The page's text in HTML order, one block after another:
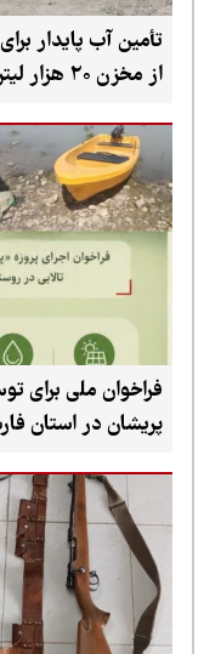
تأمین آب پایدار برای
از مخزن ۲۰ هزار لیتری
فراخوان ملی برای
پریشان در استان فارس